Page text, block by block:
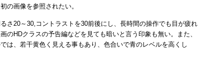
の画像を参照されたい。
さ20～30,コントラストを30前後にし、長時間の操作でも目が疲れ
のHDクラスの予告編などを見ても暗いと言う印象も無い。また、
は、若干黄色く見える事もあり、色合いで青のレベルを高くし